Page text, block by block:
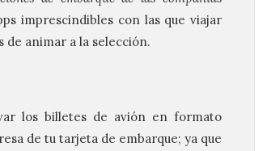
imprescindibles con las que viajar
de animar a la selección.
los billetes de avión en formato
de tu tarjeta de embarque; ya que